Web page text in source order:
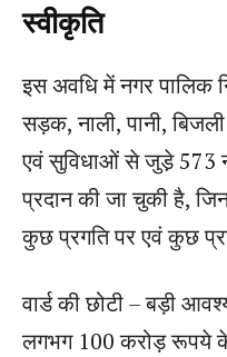
स्वीकृति
इस अवधि में नगर पालिक
सड़क, नाली, पानी,
एवं सुविधाओं से जुडे़ 573
प्रदान की जा चुकी है,
कुछ प्रगति पर एवं कुछ
वार्ड की छोटी – बड़ी
लगभग 100 करोड़ रूपये के